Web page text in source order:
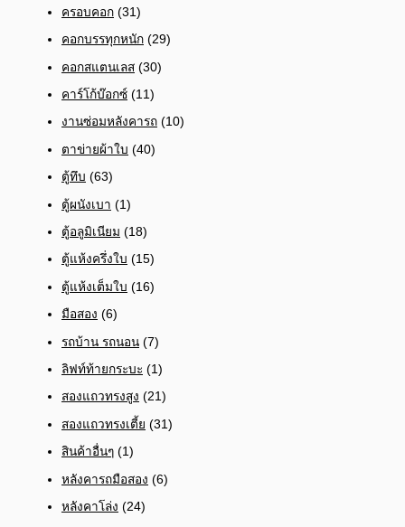
ครอบคอก (31)
คอกบรรทุกหนัก (29)
คอกสแตนเลส (30)
คาร์โก้บ๊อกซ์ (11)
งานซ่อมหลังคารถ (10)
ตาข่ายผ้าใบ (40)
ตู้ทึบ (63)
ตู้ผนังเบา (1)
ตู้อลูมิเนียม (18)
ตู้แห้งครึ่งใบ (15)
ตู้แห้งเต็มใบ (16)
มือสอง (6)
รถบ้าน รถนอน (7)
ลิฟท์ท้ายกระบะ (1)
สองแถวทรงสูง (21)
สองแถวทรงเตี้ย (31)
สินค้าอื่นๆ (1)
หลังคารถมือสอง (6)
หลังคาโล่ง (24)